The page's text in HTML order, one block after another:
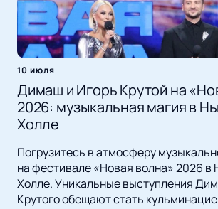
10 июля
Димаш и Игорь Крутой на
2026: музыкальная магия в
Холле
Погрузитесь в атмосферу
на фестивале «Новая волна» 2026 в
Холле. Уникальные выступления
Крутого обещают стать